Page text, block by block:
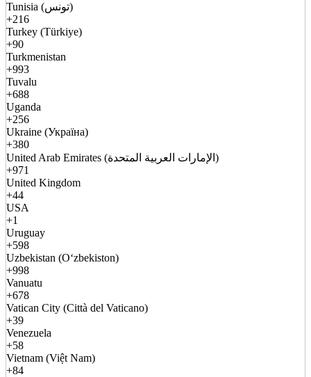
Tunisia (تونس)
+216
Turkey (Türkiye)
+90
Turkmenistan
+993
Tuvalu
+688
Uganda
+256
Ukraine (Україна)
+380
United Arab Emirates (الإمارات العربية المتحدة)
+971
United Kingdom
+44
USA
+1
Uruguay
+598
Uzbekistan (Oʻzbekiston)
+998
Vanuatu
+678
Vatican City (Città del Vaticano)
+39
Venezuela
+58
Vietnam (Việt Nam)
+84